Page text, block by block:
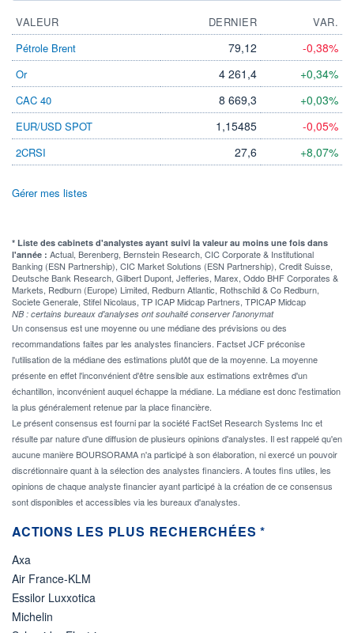
VALEUR DERNIER
VAR.
Pétrole Brent
79,12 -0,38%
Or 4 261,4 +0,34%
CAC 40 8 669,3 +0,03%
EUR/USD SPOT 1,15485 -0,05%
2CRSI 27,6 +8,07%
Gérer mes listes
* Liste des cabinets d'analystes ayant suivi la valeur au moins une fois dans
l'année : Actual, Berenberg, Bernstein Research, CIC Corporate & Institutional
Banking (ESN Partnership), CIC Market Solutions (ESN Partnership), Credit Suisse,
Deutsche Bank Research, Gilbert Dupont, Jefferies, Marex, Oddo BHF Corporates &
Markets, Redburn (Europe) Limited, Redburn Atlantic, Rothschild & Co Redburn,
Societe Generale, Stifel Nicolaus, TP ICAP Midcap Partners, TPICAP Midcap
NB : certains bureaux d'analyses ont souhaité conserver l'anonymat
Un consensus est une moyenne ou une médiane des prévisions ou des
recommandations faites par les analystes financiers. Factset JCF préconise
l'utilisation de la médiane des estimations plutôt que de la moyenne. La moyenne
présente en effet l'inconvénient d'être sensible aux estimations extrêmes d'un
échantillon, inconvénient auquel échappe la médiane. La médiane est donc l'estimation
la plus généralement retenue par la place financière.
Le présent consensus est fourni par la société FactSet Research Systems Inc et
résulte par nature d'une diffusion de plusieurs opinions d'analystes. Il est rappelé qu'en
aucune manière BOURSORAMA n'a participé à son élaboration, ni exercé un pouvoir
discrétionnaire quant à la sélection des analystes financiers. A toutes fins utiles, les
opinions de chaque analyste financier ayant participé à la création de ce consensus
sont disponibles et accessibles via les bureaux d'analystes.
ACTIONS LES PLUS RECHERCHÉES *
Axa
Air France-KLM
Essilor Luxxotica
Michelin